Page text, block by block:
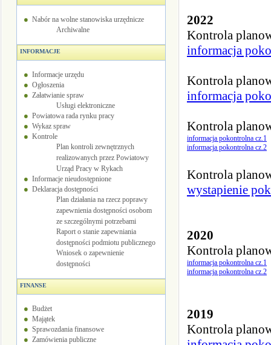
Nabór na wolne stanowiska urzędnicze
Archiwalne
INFORMACJE
Informacje urzędu
Ogłoszenia
Załatwianie spraw
Usługi elektroniczne
Powiatowa rada rynku pracy
Wykaz spraw
Kontrole
Plan kontroli zewnętrznych
realizowanych przez Powiatowy
Urząd Pracy w Rykach
Informacje nieudostępnione
Deklaracja dostępności
Plan działania na rzecz poprawy
zapewnienia dostępności osobom
ze szczególnymi potrzebami
Raport o stanie zapewniania
dostępności podmiotu publicznego
Wniosek o zapewnienie
dostępności
FINANSE
Budżet
Majątek
Sprawozdania finansowe
Zamówienia publiczne
2022
Kontrola
informacja
Kontrola
informacja
Kontrola
informacja pokontrolna cz.1
informacja pokontrolna cz.2
Kontrola
wystapienie
2020
Kontrola
informacja pokontrolna cz.1
informacja pokontrolna cz.2
2019
Kontrola